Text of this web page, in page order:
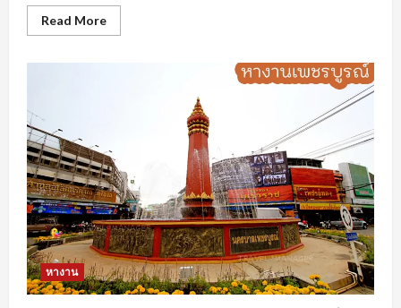
Read MoreRead
more
ใจ
องค์กร
หางาน